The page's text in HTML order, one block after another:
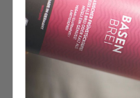
M. Reich GmbH